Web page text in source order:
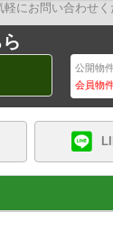
にお問い合わせく
公開物
会員物